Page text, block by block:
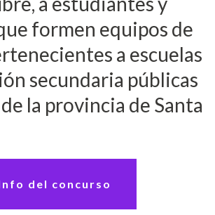
formen equipos de
a escuelas
secundaria públicas
la provincia de Santa
del concurso